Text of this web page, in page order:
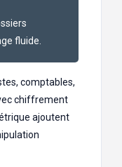
fluide.
comptables,
chiffrement
ajoutent